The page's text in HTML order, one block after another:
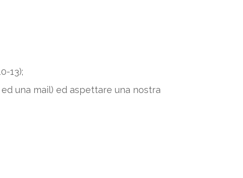
13);
una mail) ed aspettare una nostra